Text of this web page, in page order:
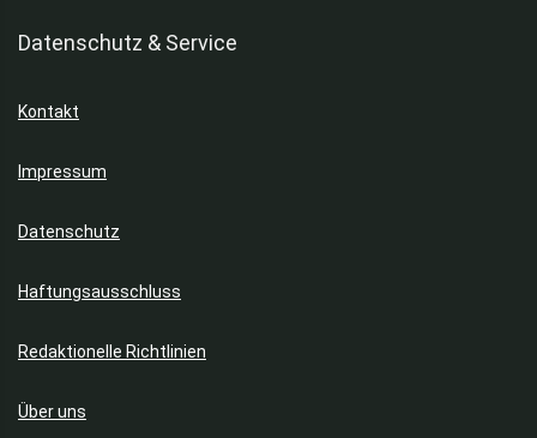
Datenschutz & Service
Kontakt
Impressum
Datenschutz
Haftungsausschluss
Redaktionelle Richtlinien
Über uns